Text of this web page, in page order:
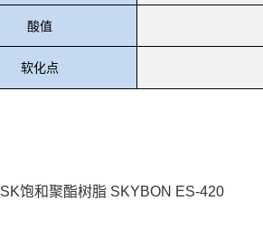
酸值
软化点
SK饱和聚酯树脂 SKYBON ES-420